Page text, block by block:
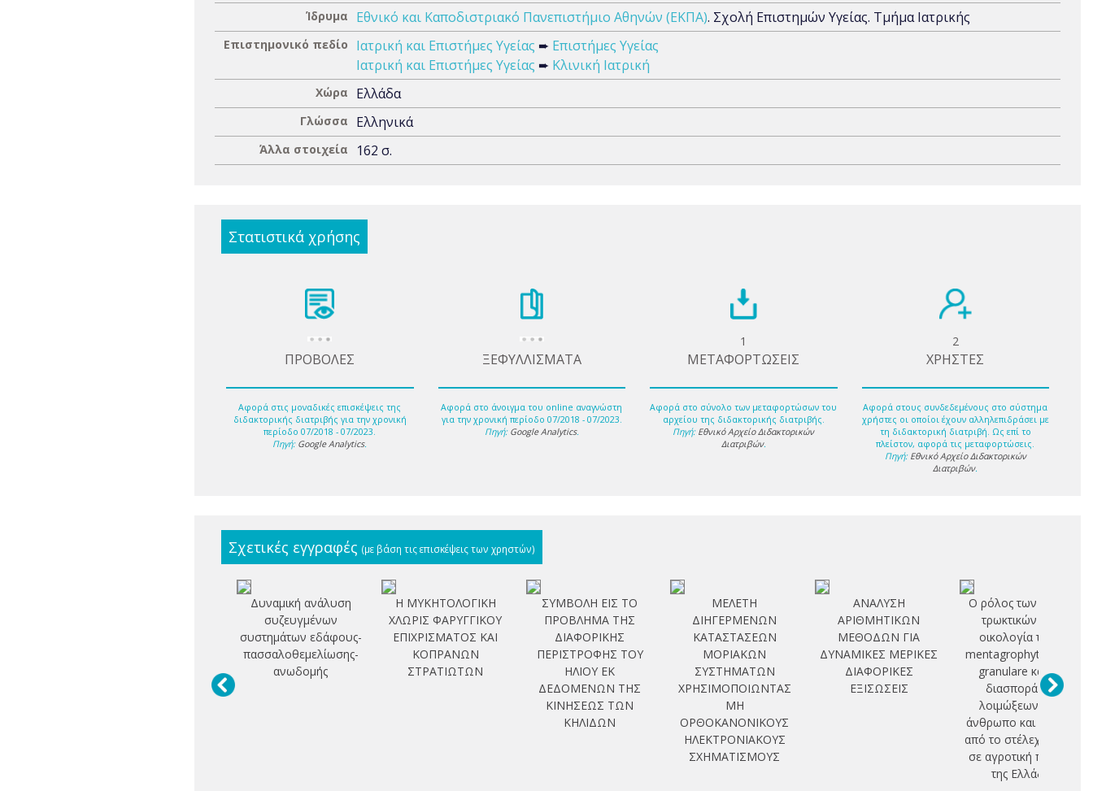
Ίδρυμα Εθνικό και Καποδιστριακό Πανεπιστήμιο Αθηνών (ΕΚΠΑ). Σχολή Επιστημών Υγείας. Τμήμα Ιατρικής
Επιστημονικό πεδίο Ιατρική και Επιστήμες Υγείας ➨ Επιστήμες Υγείας
Ιατρική και Επιστήμες Υγείας ➨ Κλινική Ιατρική
Χώρα Ελλάδα
Γλώσσα Ελληνικά
Άλλα στοιχεία 162 σ.
Στατιστικά χρήσης
ΠΡΟΒΟΛΕΣ
Αφορά στις μοναδικές επισκέψεις της
διδακτορικής διατριβής για την χρονική
περίοδο 07/2018 - 07/2023.
Πηγή: Google Analytics.
ΞΕΦΥΛΛΙΣΜΑΤΑ
Αφορά στο άνοιγμα του online αναγνώστη
για την χρονική περίοδο 07/2018 - 07/2023.
Πηγή: Google Analytics.
1
ΜΕΤΑΦΟΡΤΩΣΕΙΣ
Αφορά στο σύνολο των μεταφορτώσων του
αρχείου της διδακτορικής διατριβής.
Πηγή: Εθνικό Αρχείο Διδακτορικών
Διατριβών.
2
ΧΡΗΣΤΕΣ
Αφορά στους συνδεδεμένους στο σύστημα
χρήστες οι οποίοι έχουν αλληλεπιδράσει με
τη διδακτορική διατριβή. Ως επί το
πλείστον, αφορά τις μεταφορτώσεις.
Πηγή: Εθνικό Αρχείο Διδακτορικών
Διατριβών.
Σχετικές εγγραφές (με βάση τις επισκέψεις των χρηστών)
Δυναμική ανάλυση
συζευγμένων
συστημάτων εδάφους-
πασσαλοθεμελίωσης-
ανωδομής
Η ΜΥΚΗΤΟΛΟΓΙΚΗ
ΧΛΩΡΙΣ ΦΑΡΥΓΓΙΚΟΥ
ΕΠΙΧΡΙΣΜΑΤΟΣ ΚΑΙ
ΚΟΠΡΑΝΩΝ
ΣΤΡΑΤΙΩΤΩΝ
ΣΥΜΒΟΛΗ ΕΙΣ ΤΟ
ΠΡΟΒΛΗΜΑ ΤΗΣ
ΔΙΑΦΟΡΙΚΗΣ
ΠΕΡΙΣΤΡΟΦΗΣ ΤΟΥ
ΗΛΙΟΥ ΕΚ
ΔΕΔΟΜΕΝΩΝ ΤΗΣ
ΚΙΝΗΣΕΩΣ ΤΩΝ
ΚΗΛΙΔΩΝ
ΜΕΛΕΤΗ
ΔΙΗΓΕΡΜΕΝΩΝ
ΚΑΤΑΣΤΑΣΕΩΝ
ΜΟΡΙΑΚΩΝ
ΣΥΣΤΗΜΑΤΩΝ
ΧΡΗΣΙΜΟΠΟΙΩΝΤΑΣ
ΜΗ
ΟΡΘΟΚΑΝΟΝΙΚΟΥΣ
ΗΛΕΚΤΡΟΝΙΑΚΟΥΣ
ΣΧΗΜΑΤΙΣΜΟΥΣ
ΑΝΑΛΥΣΗ
ΑΡΙΘΜΗΤΙΚΩΝ
ΜΕΘΟΔΩΝ ΓΙΑ
ΔΥΝΑΜΙΚΕΣ ΜΕΡΙΚΕΣ
ΔΙΑΦΟΡΙΚΕΣ
ΕΞΙΣΩΣΕΙΣ
Ο ρόλος των άγριων
τρωκτικών στην
οικολογία του T.
mentagrophytes ποικ.
granulare και στη
διασπορά των
λοιμώξεων στον
άνθρωπο και στα ζώα
από το στέλεχος αυτό
σε αγροτική περιοχή
της Ελλάδας